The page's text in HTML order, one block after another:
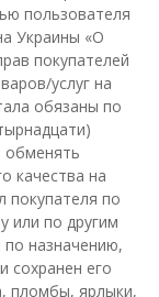
пользователя
Украины «О
покупателей
услуг на
обязаны по
обменять
качества на
покупателя по
или по другим
назначению,
сохранен его
пломбы, ярлыки,